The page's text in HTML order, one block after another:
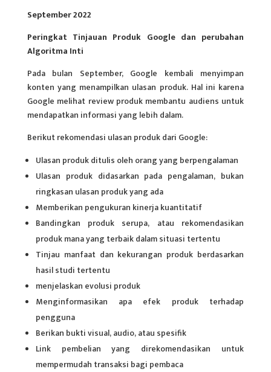
September 2022
Peringkat Tinjauan Produk Google dan perubahan
Algoritma Inti
Pada bulan September, Google kembali menyimpan
konten yang menampilkan ulasan produk. Hal ini karena
Google melihat review produk membantu audiens untuk
mendapatkan informasi yang lebih dalam.
Berikut rekomendasi ulasan produk dari Google:
Ulasan produk ditulis oleh orang yang berpengalaman
Ulasan produk didasarkan pada pengalaman, bukan
ringkasan ulasan produk yang ada
Memberikan pengukuran kinerja kuantitatif
Bandingkan produk serupa, atau rekomendasikan
produk mana yang terbaik dalam situasi tertentu
Tinjau manfaat dan kekurangan produk berdasarkan
hasil studi tertentu
menjelaskan evolusi produk
Menginformasikan apa efek produk terhadap
pengguna
Berikan bukti visual, audio, atau spesifik
Link pembelian yang direkomendasikan untuk
mempermudah transaksi bagi pembaca